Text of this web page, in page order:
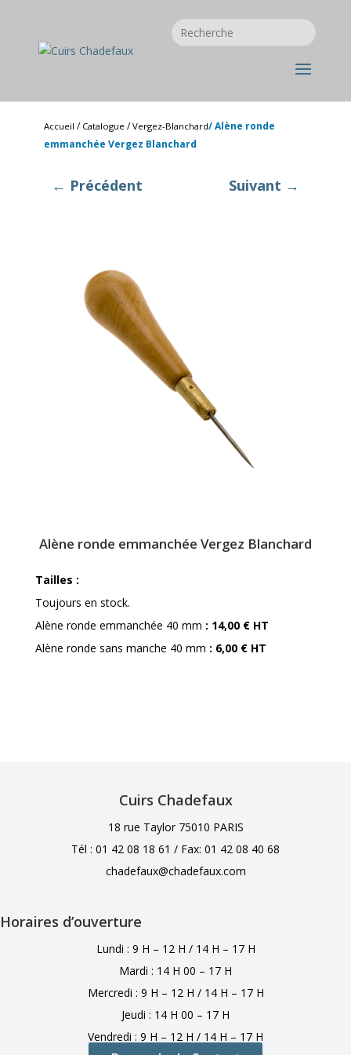
Accueil / Catalogue /Vergez-Blanchard/ Alène ronde
emmanchée Vergez Blanchard
← Précédent Suivant →
Alène ronde emmanchée Vergez Blanchard
Tailles :
Toujours en stock.
Alène ronde emmanchée 40 mm : 14,00 € HT
Alène ronde sans manche 40 mm : 6,00 € HT
Cuirs Chadefaux
18 rue Taylor 75010 PARIS
Tél : 01 42 08 18 61 / Fax: 01 42 08 40 68
chadefaux@chadefaux.com
Horaires d’ouverture
Lundi : 9 H – 12 H / 14 H – 17 H
Mardi : 14 H 00 – 17 H
Mercredi : 9 H – 12 H / 14 H – 17 H
Jeudi : 14 H 00 – 17 H
Vendredi : 9 H – 12 H / 14 H – 17 H